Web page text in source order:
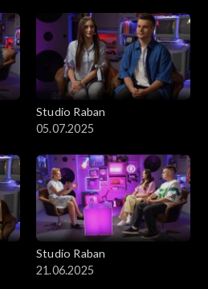
Studio Raban
05.07.2025
Studio Raban
21.06.2025